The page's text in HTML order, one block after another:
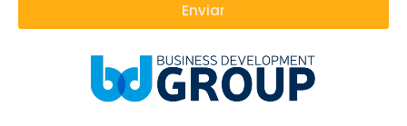
Enviar